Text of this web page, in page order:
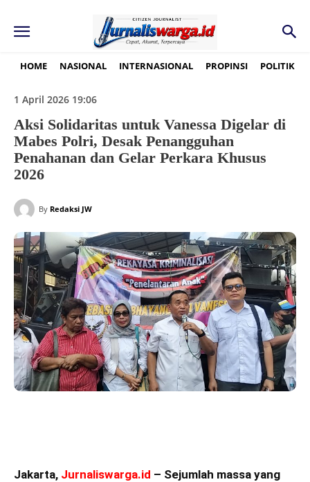
HOME NASIONAL INTERNASIONAL PROPINSI POLITIK
1 April 2026 19:06
Aksi Solidaritas untuk Vanessa Digelar di
Mabes Polri, Desak Penangguhan
Penahanan dan Gelar Perkara Khusus
2026
By Redaksi JW
Jakarta, Jurnaliswarga.id – Sejumlah massa yang